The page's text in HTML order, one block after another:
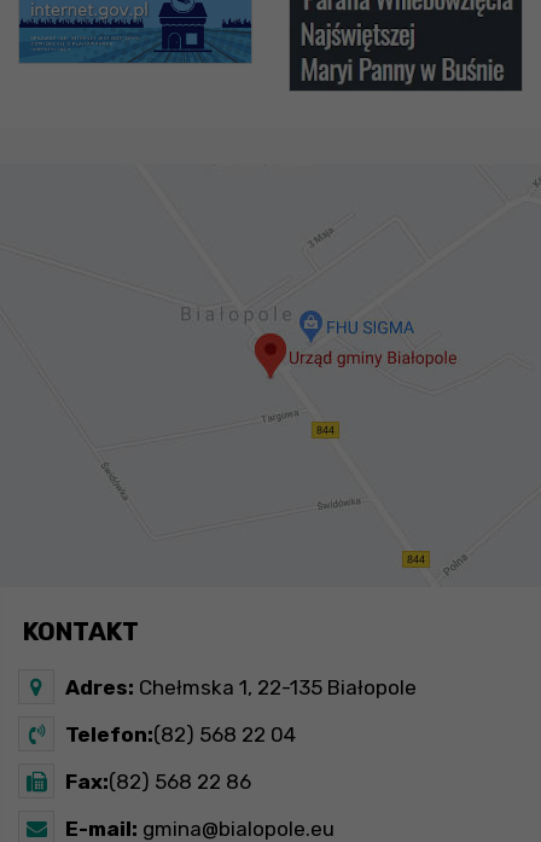
KONTAKT
Adres: Chełmska 1, 22-135 Białopole
Telefon:(82) 568 22 04
Fax:(82) 568 22 86
E-mail: gmina@bialopole.eu